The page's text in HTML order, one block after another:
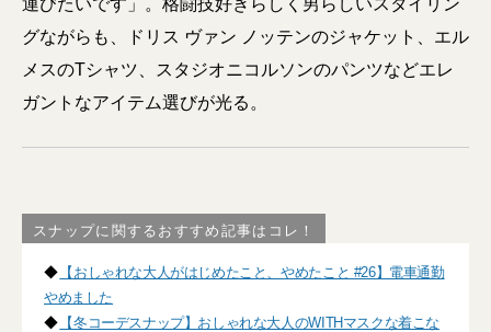
グながらも、ドリス ヴァン ノッテンのジャケット、エル
メスのTシャツ、スタジオニコルソンのパンツなどエレ
ガントなアイテム選びが光る。
スナップに関するおすすめ記事はコレ！
◆ 【おしゃれな大人がはじめたこと、やめたこと #26】電車通勤
やめました
◆ 【冬コーデスナップ】おしゃれな大人のWITHマスクな着こな